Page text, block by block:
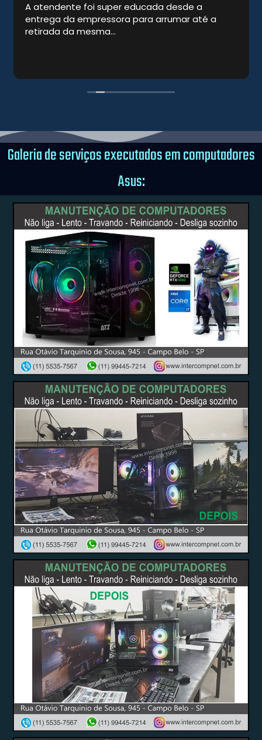
A atendente foi super educada desde a
entrega da empressora para arrumar até a
retirada da mesma...
Galeria de serviços executados em computadores
Asus: